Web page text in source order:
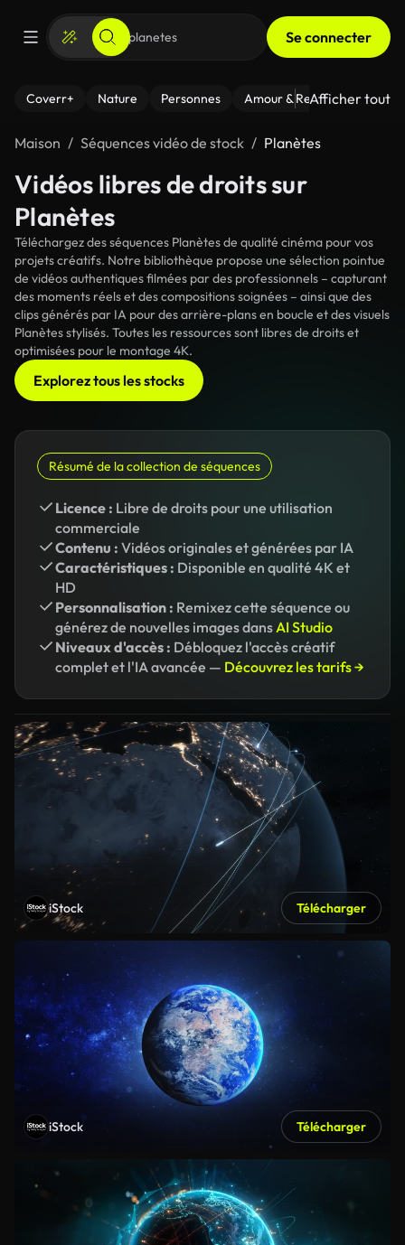
Se connecter
Coverr+ Nature Personnes Amour & Relations Le
Afficher tout
Maison Séquences vidéo de stock Planètes
Vidéos libres de droits sur
Planètes
Téléchargez des séquences Planètes de qualité cinéma pour vos
projets créatifs. Notre bibliothèque propose une sélection pointue
de vidéos authentiques filmées par des professionnels – capturant
des moments réels et des compositions soignées – ainsi que des
clips générés par IA pour des arrière-plans en boucle et des visuels
Planètes stylisés. Toutes les ressources sont libres de droits et
optimisées pour le montage 4K.
Explorez tous les stocks
Résumé de la collection de séquences
Licence : Libre de droits pour une utilisation
commerciale
Contenu : Vidéos originales et générées par IA
Caractéristiques : Disponible en qualité 4K et
HD
Personnalisation : Remixez cette séquence ou
générez de nouvelles images dansAI Studio
Niveaux d'accès : Débloquez l'accès créatif
complet et l'IA avancée — Découvrez les tarifs →
iStock Télécharger
iStock Télécharger